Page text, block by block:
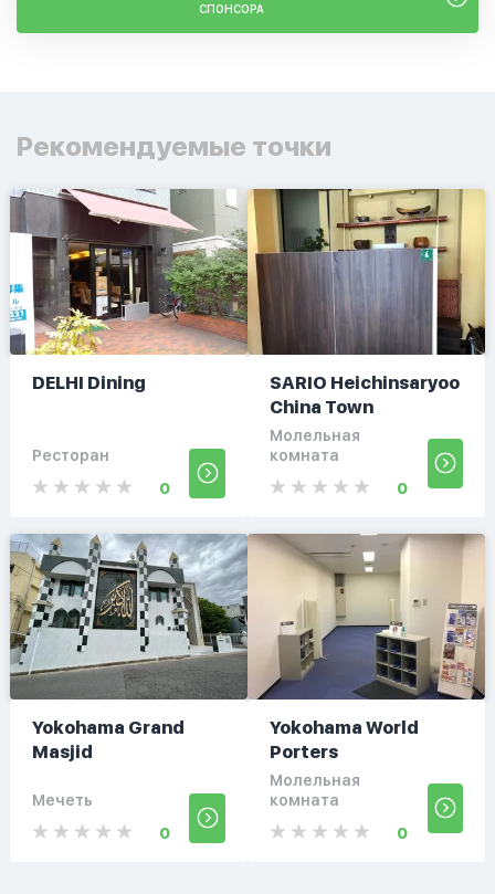
СПОНСОРА
Рекомендуемые точки
DELHI Dining
Ресторан
0
SARIO Heichinsaryoo
China Town
Молельная
комната
0
Yokohama Grand
Masjid
Мечеть
0
Yokohama World
Porters
Молельная
комната
0